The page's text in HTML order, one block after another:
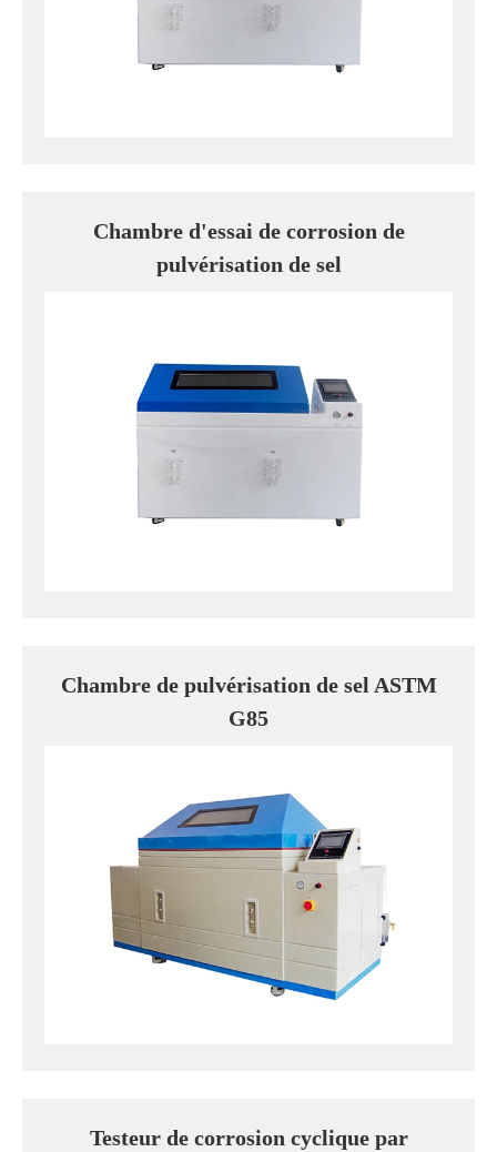
Chambre d'essai de corrosion de
pulvérisation de sel
Chambre de pulvérisation de sel ASTM
G85
Testeur de corrosion cyclique par